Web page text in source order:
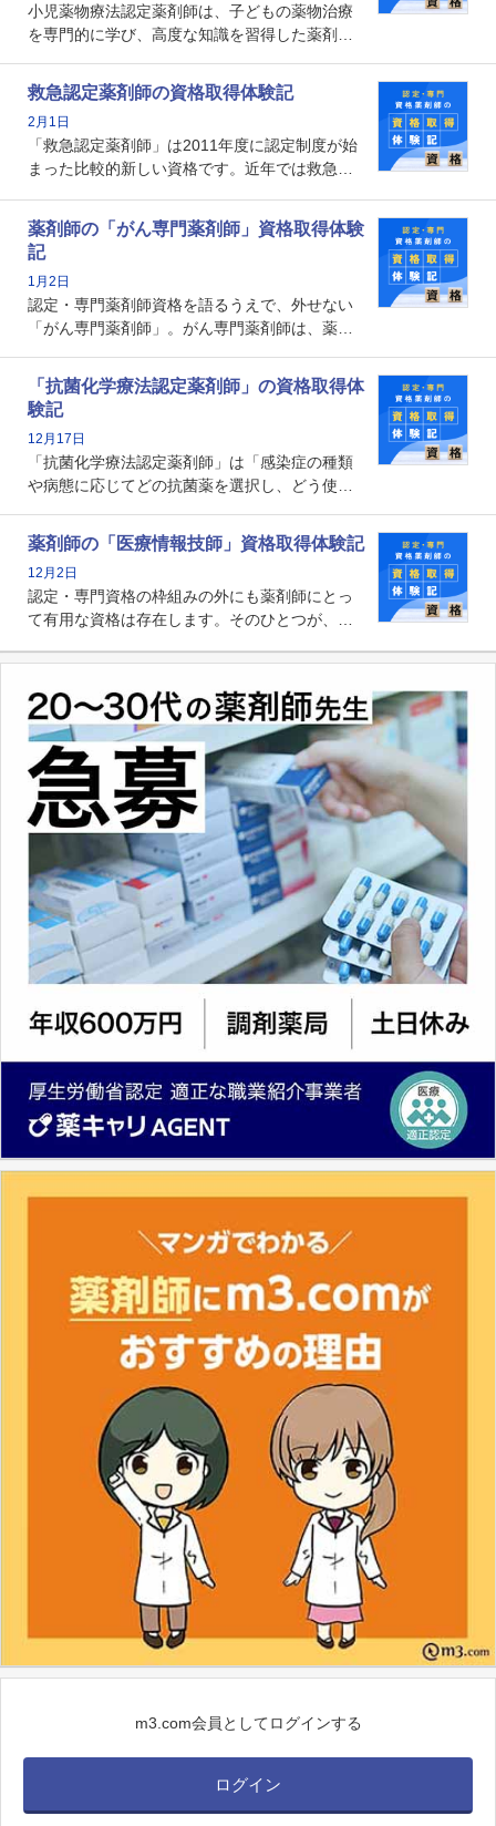
小児薬物療法認定薬剤師は、子どもの薬物治療
を専門的に学び、高度な知識を習得した薬剤師
や、特有の疾患、心理状況を理解し、専門性を
深めることで、子どもとその保護者に寄り添え
る存在です。今回はそんな小児薬物療法認定薬
剤師の取得体験記をご紹介します。
救急認定薬剤師の資格取得体験記
2月1日
「救急認定薬剤師」は2011年度に認定制度が始
まった比較的新しい資格です。近年では救急病
とから、救急認定薬剤師を目指す病院薬剤師も
増えているのではないでしょうか。今回はそん
な救急認定薬剤師の取得体験記をご紹介しま
す。
薬剤師の「がん専門薬剤師」資格取得体験
記
1月2日
認定・専門薬剤師資格を語るうえで、外せない
「がん専門薬剤師」。がん専門薬剤師は、薬剤
関する資格として、2009年に発足しました。薬
剤師の専門性を活かして高度化するがん医療に
貢献する姿は、今も病院薬剤師にとって一目置
かれる存在です。
「抗菌化学療法認定薬剤師」の資格取得体
験記
12月17日
「抗菌化学療法認定薬剤師」は「感染症の種類
や病態に応じてどの抗菌薬を選択し、どう使っ
る薬剤師です。現在、感染防止対策加算の施設
基準に専任の薬剤師配置が挙げられており、今
後は感染症領域で薬剤師に、より多くの役割が
求められる可能性もあります。
薬剤師の「医療情報技師」資格取得体験記
12月2日
認定・専門資格の枠組みの外にも薬剤師にとっ
て有用な資格は存在します。そのひとつが、
査データ、投薬歴など非常に多岐にわたる医療
データを利活用し、またシステム管理できるこ
とは、病院薬剤師を中心に大きな武器になりま
す。
m3.com会員としてログインする
ログイン